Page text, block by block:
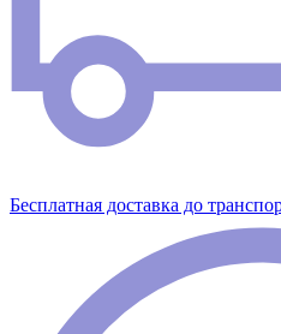
Бесплатная доставка до